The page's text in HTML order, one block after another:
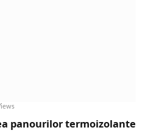
panourilor termoizolante